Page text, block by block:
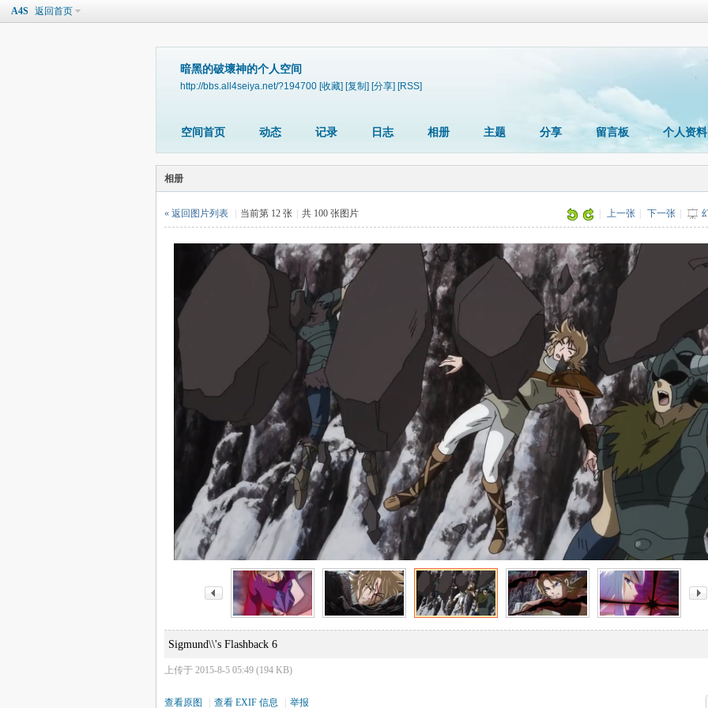
A4S 返回首页
暗黑的破壞神的个人空间
http://bbs.all4seiya.net/?194700 [收藏] [复制] [分享] [RSS]
空间首页 动态 记录 日志 相册 主题 分享 留言板 个人资料
相册
上一张 下一张
« 返回图片列表 当前第 12 张 共 100 张图片
Sigmund\\'s Flashback 6
上传于 2015-8-5 05:49 (194 KB)
查看原图 | 查看 EXIF 信息 | 举报